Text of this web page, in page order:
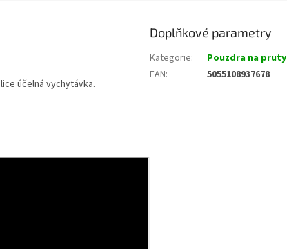
účelná vychytávka.
Doplňkové parametry
Kategorie:
Pouzdra na pruty
EAN: 5055108937678